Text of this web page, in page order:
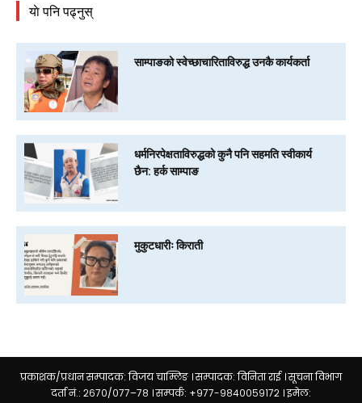
याे पनि पढ्नुस्
साम्पाङको स्वेच्छाचारिताविरुद्ध उनकै कार्यकर्ता
धर्मनिरपेक्षताविरुद्धको कुनै पनि सहमति स्वीकार्य
छैन: हर्क साम्पाङ
मुकुटधारीः किराती
प्रकाशक/प्रधान सम्पादक: विजय चाम्लिङ । सम्पादक: विनिता राई । सूचना विभाग
दर्ता नं.: २६७०/०७७–७८ । सम्पर्क: +९७७-९८४००५९१७२ । इमेल: